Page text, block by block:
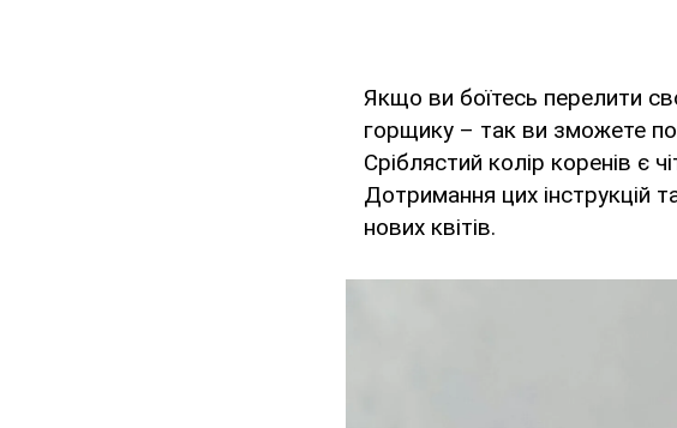
Якщо ви боїтесь перелити
горщику – так ви зможете
Сріблястий колір коренів є
Дотримання цих інструкцій
нових квітів.